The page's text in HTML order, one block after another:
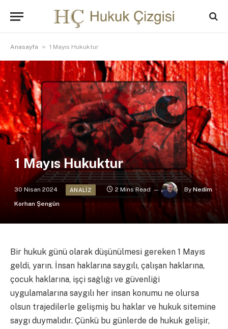
Anasayfa » 1 Mayıs Hukuktur
1 Mayıs Hukuktur
30 Nisan 2024 ANALIZ 2 Mins Read By Nedim
Korhan Şengün
Bir hukuk günü olarak düşünülmesi gereken 1 Mayıs
geldi, yarın. İnsan haklarına saygılı, çalışan haklarına,
çocuk haklarına, işçi sağlığı ve güvenliği
uygulamalarına saygılı her insan konumu ne olursa
olsun trajedilerle gelişmiş bu haklar ve hukuk sitemine
saygı duymalıdır. Çünkü bu günlerde de hukuk gelişir,